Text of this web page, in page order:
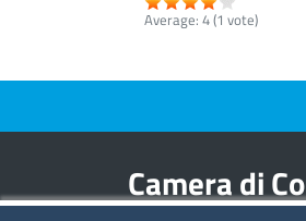
Average: 4(1 vote)
Camera di